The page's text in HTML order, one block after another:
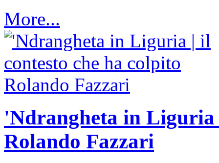
More...
'Ndrangheta in Liguria
Rolando Fazzari